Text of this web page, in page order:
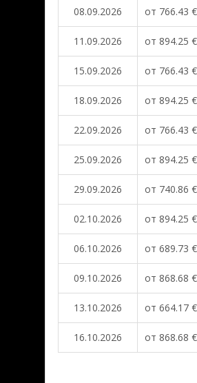
08.09.2026 от 766.43 €
11.09.2026 от 894.25 €
15.09.2026 от 766.43 €
18.09.2026 от 894.25 €
22.09.2026 от 766.43 €
25.09.2026 от 894.25 €
29.09.2026 от 740.86 €
02.10.2026 от 894.25 €
06.10.2026 от 689.73 €
09.10.2026 от 868.68 €
13.10.2026 от 664.17 €
16.10.2026 от 868.68 €